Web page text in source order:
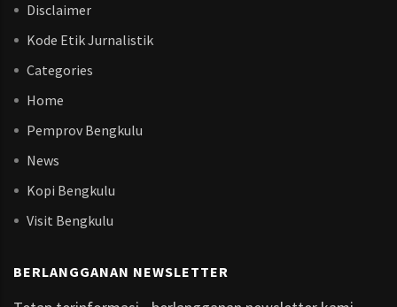
Disclaimer
Kode Etik Jurnalistik
Categories
Home
Pemprov Bengkulu
News
Kopi Bengkulu
Visit Bengkulu
BERLANGGANAN NEWSLETTER